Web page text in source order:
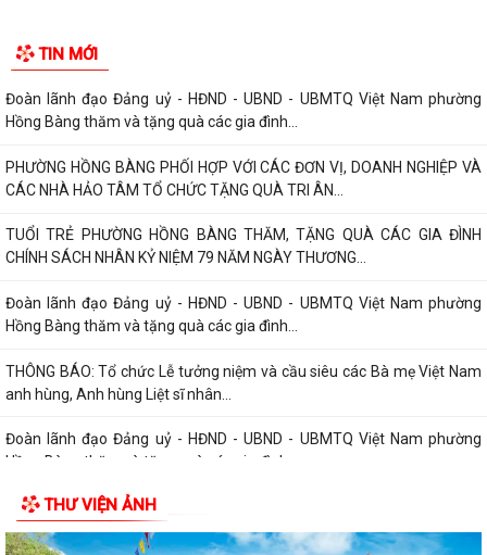
TIN MỚI
Chủ tịch UBND thành phố tặng Bằng...
Đoàn lãnh đạo Đảng uỷ - HĐND - UBND - UBMTQ Việt Nam phường
Hồng Bàng thăm và tặng quà các gia đình...
PHƯỜNG HỒNG BÀNG PHỐI HỢP VỚI CÁC ĐƠN VỊ, DOANH NGHIỆP VÀ
CÁC NHÀ HẢO TÂM TỔ CHỨC TẶNG QUÀ TRI ÂN...
TUỔI TRẺ PHƯỜNG HỒNG BÀNG THĂM, TẶNG QUÀ CÁC GIA ĐÌNH
CHÍNH SÁCH NHÂN KỶ NIỆM 79 NĂM NGÀY THƯƠNG...
Đoàn lãnh đạo Đảng uỷ - HĐND - UBND - UBMTQ Việt Nam phường
Hồng Bàng thăm và tặng quà các gia đình...
THÔNG BÁO: Tổ chức Lễ tưởng niệm và cầu siêu các Bà mẹ Việt Nam
anh hùng, Anh hùng Liệt sĩ nhân...
Đoàn lãnh đạo Đảng uỷ - HĐND - UBND - UBMTQ Việt Nam phường
Hồng Bàng thăm và tặng quà các gia đình...
PHƯỜNG HỒNG BÀNG PHỐI HỢP VỚI NHÓM THIỆN NGUYỆN GIA ĐÌNH
TRÍ TUỆ TÌNH NGƯỜI TỔ CHỨC TẶNG QUÀ TRI ÂN...
THƯ VIỆN ẢNH